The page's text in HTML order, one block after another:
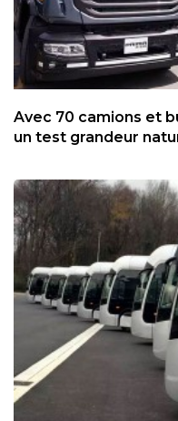
Avec 70 camions et
un test grandeur